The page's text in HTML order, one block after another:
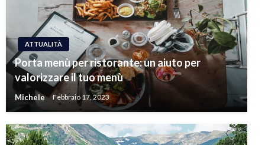
ATTUALITÀ
Porta menù per ristorante: un aiuto per
valorizzare il tuo menù
Michele Febbraio 17, 2023